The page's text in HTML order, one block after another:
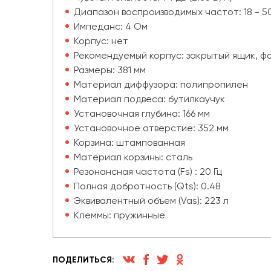
Диапазон воспроизводимых частот: 18 -
Импеданс: 4 Ом
Корпус: нет
Рекомендуемый корпус: закрытый ящик,
Размеры: 381 мм
Материал диффузора: полипропилен
Материал подвеса: бутилкаучук
Установочная глубина: 166 мм
Установочное отверстие: 352 мм
Корзина: штампованная
Материал корзины: сталь
Резонансная частота (Fs) : 20 Гц
Полная добротность (Qts): 0.48
Эквивалентный объем (Vas): 223 л
Клеммы: пружинные
ПОДЕЛИТЬСЯ: